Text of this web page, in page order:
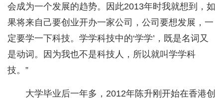
会成为一个发展的趋势。因此2013年时我就想到，如
果将来自己要创业开办一家公司，公司要想发展，一
定要学一下科技。学学科技中的‘学学’，既是名词又
是动词。因为我也不是科技人，所以就叫学学科
技。”
大学毕业后一年多，2012年陈升刚开始在香港创